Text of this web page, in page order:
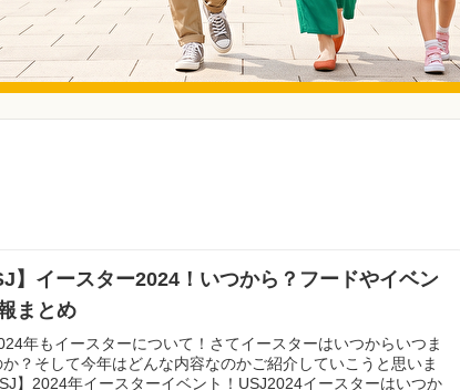
】イースター2024！いつから？フードやイベン
まとめ
年もイースターについて！さてイースターはいつからいつま
か？そして今年はどんな内容なのかご紹介していこうと思いま
】2024年イースターイベント！USJ2024イースターはいつか